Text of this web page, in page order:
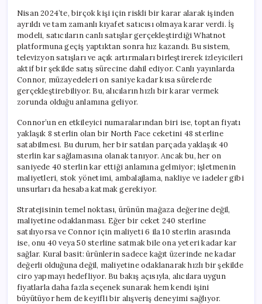
Nisan 2024’te, birçok kişi için riskli bir karar alarak işinden
ayrıldı ve tam zamanlı kıyafet satıcısı olmaya karar verdi. İş
modeli, satıcıların canlı satışlar gerçekleştirdiği Whatnot
platformuna geçiş yaptıktan sonra hız kazandı. Bu sistem,
televizyon satışları ve açık artırmaları birleştirerek izleyicileri
aktif bir şekilde satış sürecine dahil ediyor. Canlı yayınlarda
Connor, müzayedeleri on saniye kadar kısa sürelerde
gerçekleştirebiliyor. Bu, alıcıların hızlı bir karar vermek
zorunda olduğu anlamına geliyor.
Connor’un en etkileyici numaralarından biri ise, toptan fiyatı
yaklaşık 8 sterlin olan bir North Face ceketini 48 sterline
satabilmesi. Bu durum, her bir satılan parçada yaklaşık 40
sterlin kar sağlamasına olanak tanıyor. Ancak bu, her on
saniyede 40 sterlin kar ettiği anlamına gelmiyor; işletmenin
maliyetleri, stok yönetimi, ambalajlama, nakliye ve iadeler gibi
unsurları da hesaba katmak gerekiyor.
Stratejisinin temel noktası, ürünün mağaza değerine değil,
maliyetine odaklanması. Eğer bir ceket 240 sterline
satılıyorsa ve Connor için maliyeti 6 ila 10 sterlin arasında
ise, onu 40 veya 50 sterline satmak bile ona yeteri kadar kar
sağlar. Kural basit: ürünlerin sadece kağıt üzerinde ne kadar
değerli olduğuna değil, maliyetine odaklanarak hızlı bir şekilde
ciro yapmayı hedefliyor. Bu bakış açısıyla, alıcılara uygun
fiyatlarla daha fazla seçenek sunarak hem kendi işini
büyütüyor hem de keyifli bir alışveriş deneyimi sağlıyor.